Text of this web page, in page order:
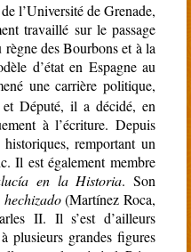
travaillé sur le passage
des Bourbons et à la
d’état en Espagne au
une carrière politique,
Député, il a décidé, en
à l’écriture. Depuis
remportant un
Il est également membre
en la Historia. Son
(Martínez Roca,
II. Il s’est d’ailleurs
plusieurs grandes figures